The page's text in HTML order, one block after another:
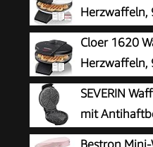
Herzwaffeln,
cm,
Bräunungsgrad, weiß,
Cloer 1620
Herzwaffeln,
cm,
Bräunungsgrad, schwarz
SEVERIN
mit
klassische
Bestron